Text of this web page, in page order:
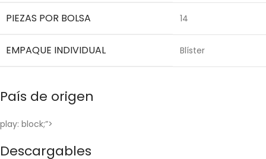
PIEZAS POR BOLSA 14
EMPAQUE INDIVIDUAL Blíster
País de origen
play: block;”>
Descargables